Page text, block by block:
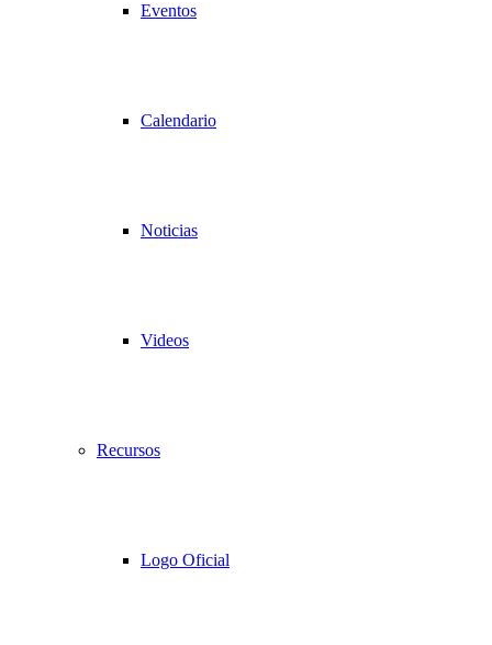
Eventos
Calendario
Noticias
Videos
Recursos
Logo Oficial